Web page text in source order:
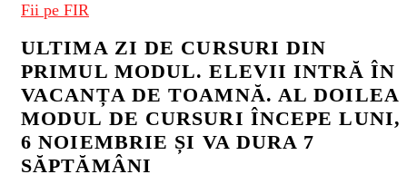
Fii pe FIR
ULTIMA ZI DE CURSURI DIN
PRIMUL MODUL. ELEVII INTRĂ ÎN
VACANȚA DE TOAMNĂ. AL DOILEA
MODUL DE CURSURI ÎNCEPE LUNI,
6 NOIEMBRIE ȘI VA DURA 7
SĂPTĂMÂNI